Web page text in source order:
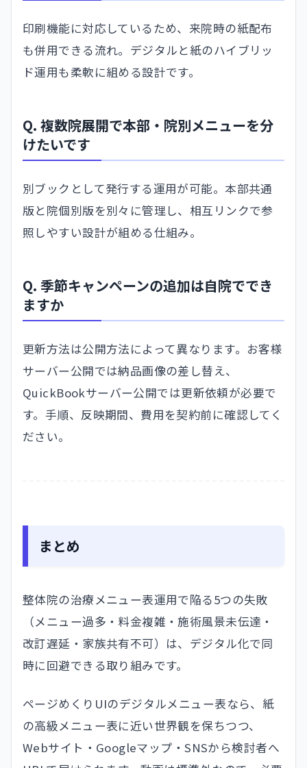
印刷機能に対応しているため、来院時の紙配布
も併用できる流れ。デジタルと紙のハイブリッ
ド運用も柔軟に組める設計です。
Q. 複数院展開で本部・院別メニューを分
けたいです
別ブックとして発行する運用が可能。本部共通
版と院個別版を別々に管理し、相互リンクで参
照しやすい設計が組める仕組み。
Q. 季節キャンペーンの追加は自院ででき
ますか
更新方法は公開方法によって異なります。お客様
サーバー公開では納品画像の差し替え、
QuickBookサーバー公開では更新依頼が必要で
す。手順、反映期間、費用を契約前に確認してく
ださい。
まとめ
整体院の治療メニュー表運用で陥る5つの失敗
（メニュー過多・料金複雑・施術風景未伝達・
改訂遅延・家族共有不可）は、デジタル化で同
時に回避できる取り組みです。
ページめくりUIのデジタルメニュー表なら、紙
の高級メニュー表に近い世界観を保ちつつ、
Webサイト・Googleマップ・SNSから検討者へ